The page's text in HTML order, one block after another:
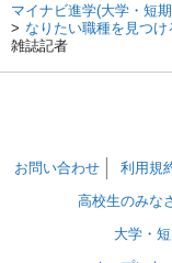
マイナビ進学(大学・短
なりたい職種を見つけ
雑誌記者
お問い合わせ 利用規
高校生のみな
大学・